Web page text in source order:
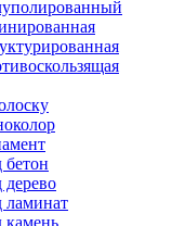
бетон
дерево
ламинат
камень